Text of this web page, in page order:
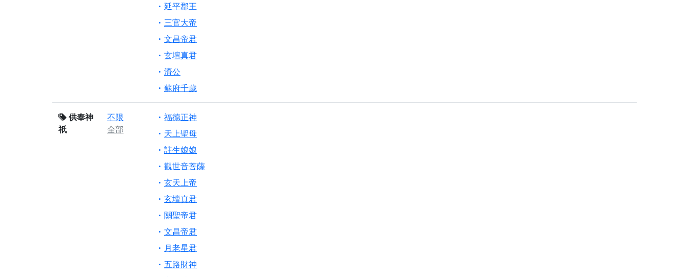
延平郡王
三官大帝
文昌帝君
玄壇真君
濟公
蘇府千歲
供奉神
祇
不限
全部
福德正神
天上聖母
註生娘娘
觀世音菩薩
玄天上帝
玄壇真君
關聖帝君
文昌帝君
月老星君
五路財神